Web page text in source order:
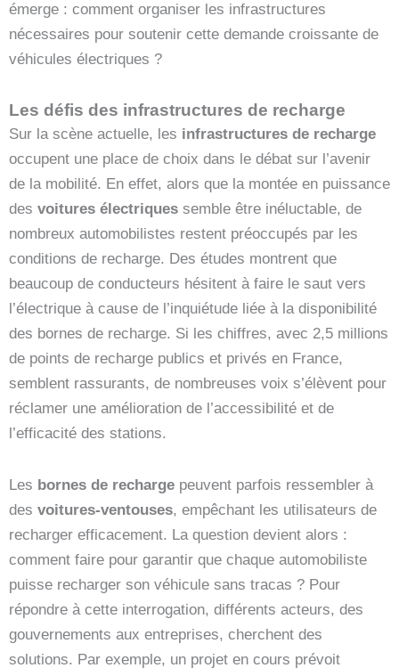
émerge : comment organiser les infrastructures
nécessaires pour soutenir cette demande croissante de
véhicules électriques ?
Les défis des infrastructures de recharge
Sur la scène actuelle, les infrastructures de recharge
occupent une place de choix dans le débat sur l’avenir
de la mobilité. En effet, alors que la montée en puissance
des voitures électriques semble être inéluctable, de
nombreux automobilistes restent préoccupés par les
conditions de recharge. Des études montrent que
beaucoup de conducteurs hésitent à faire le saut vers
l’électrique à cause de l’inquiétude liée à la disponibilité
des bornes de recharge. Si les chiffres, avec 2,5 millions
de points de recharge publics et privés en France,
semblent rassurants, de nombreuses voix s’élèvent pour
réclamer une amélioration de l’accessibilité et de
l’efficacité des stations.
Les bornes de recharge peuvent parfois ressembler à
des voitures-ventouses, empêchant les utilisateurs de
recharger efficacement. La question devient alors :
comment faire pour garantir que chaque automobiliste
puisse recharger son véhicule sans tracas ? Pour
répondre à cette interrogation, différents acteurs, des
gouvernements aux entreprises, cherchent des
solutions. Par exemple, un projet en cours prévoit